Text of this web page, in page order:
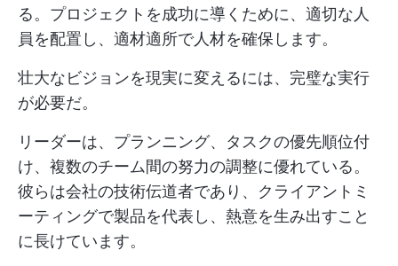
る。プロジェクトを成功に導くために、適切な人
員を配置し、適材適所で人材を確保します。
壮大なビジョンを現実に変えるには、完璧な実行
が必要だ。
リーダーは、プランニング、タスクの優先順位付
け、複数のチーム間の努力の調整に優れている。
彼らは会社の技術伝道者であり、クライアントミ
ーティングで製品を代表し、熱意を生み出すこと
に長けています。